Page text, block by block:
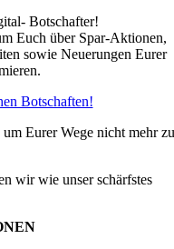
Botschafter!
Euch über Spar-Aktionen,
sowie Neuerungen Eurer
Botschaften!
Eurer Wege nicht mehr zu
wir wie unser schärfstes